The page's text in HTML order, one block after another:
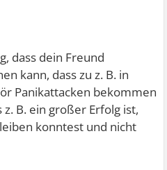
dass dein Freund
kann, dass zu z. B. in
Panikattacken bekommen
z. B. ein großer Erfolg ist,
konntest und nicht